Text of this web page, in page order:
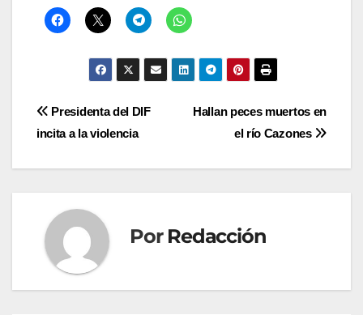
Navegación
Hallan peces muertos en
el río Cazones
Presidenta del DIF
incita a la violencia
Por Redacción